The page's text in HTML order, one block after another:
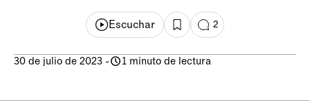
Escuchar 2
30 de julio de 2023 - 1 minuto de lectura